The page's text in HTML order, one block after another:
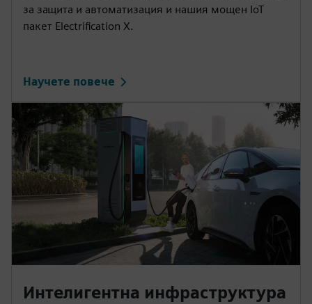
за защита и автоматизация и нашия мощен IoT
пакет Electrification X.
Научете повече
Интелигентна инфраструктура